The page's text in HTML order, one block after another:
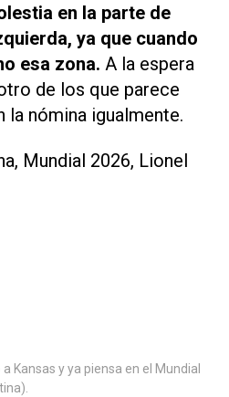
en la parte de
ya que cuando
esa zona. A la espera
de los que parece
la nómina igualmente.
Kansas y ya piensa en el Mundial